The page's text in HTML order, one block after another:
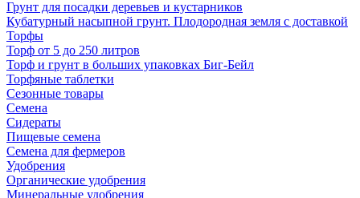
Грунт для посадки деревьев и кустарников
Кубатурный насыпной грунт. Плодородная земля с доставкой
Торфы
Торф от 5 до 250 литров
Торф и грунт в больших упаковках Биг-Бейл
Торфяные таблетки
Сезонные товары
Семена
Сидераты
Пищевые семена
Семена для фермеров
Удобрения
Органические удобрения
Минеральные удобрения